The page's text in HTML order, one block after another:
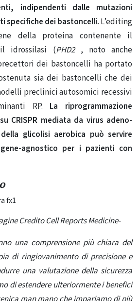
indipendenti dalle mutazioni
specifiche dei bastoncelli. L’editing
della proteina contenente il
idrossilasi (PHD2, noto anche
dei bastoncelli ha portato
sia dei bastoncelli che dei
preclinici autosomici recessivi
RP. La riprogrammazione
CRISPR mediata da virus adeno-
glicolisi aerobica può servire
agnostico per i pazienti con
Credito Cell Reports Medicine-
una comprensione più chiara del
di ringiovanimento di precisione e
una valutazione della sicurezza
di estendere ulteriormente i benefici